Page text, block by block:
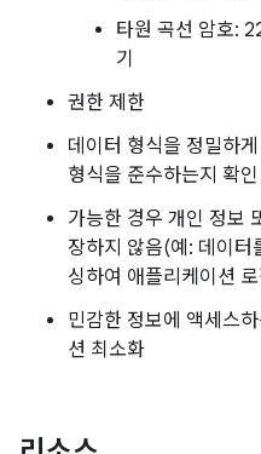
타원 곡선 암호:
기
권한 제한
데이터 형식을 정밀하
형식을 준수하는지 확인
가능한 경우 개인 정보
장하지 않음(예: 데이터
싱하여 애플리케이션
민감한 정보에 액세스
션 최소화